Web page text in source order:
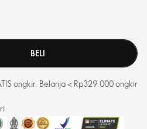
BELI
ongkir. Belanja < Rp329.000 ongkir